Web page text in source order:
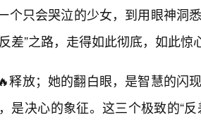
个只会哭泣的少女，到用眼神洞
”之路，走得如此彻底，如此惊
释放；她的翻白眼，是智慧的闪
决心的象征。这三个极致的“反